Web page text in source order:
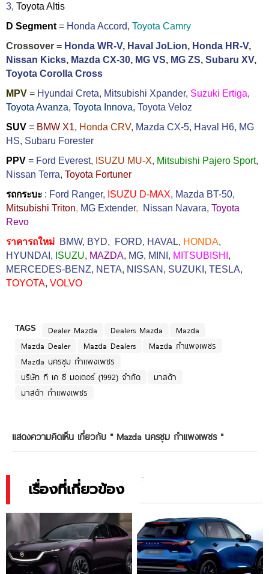
3, Toyota Altis
D Segment = Honda Accord, Toyota Camry
Crossover = Honda WR-V, Haval JoLion, Honda HR-V,
Nissan Kicks, Mazda CX-30, MG VS, MG ZS, Subaru XV,
Toyota Corolla Cross
MPV = Hyundai Creta, Mitsubishi Xpander, Suzuki Ertiga,
Toyota Avanza, Toyota Innova, Toyota Veloz
SUV = BMW X1, Honda CRV, Mazda CX-5, Haval H6, MG
HS, Subaru Forester
PPV = Ford Everest, ISUZU MU-X, Mitsubishi Pajero Sport,
Nissan Terra, Toyota Fortuner
รถกระบะ : Ford Ranger, ISUZU D-MAX, Mazda BT-50,
Mitsubishi Triton, MG Extender, Nissan Navara, Toyota
Revo
ราคารถใหม่ BMW, BYD, FORD, HAVAL, HONDA,
HYUNDAI , ISUZU, MAZDA, MG, MINI , MITSUBISHI ,
MERCEDES-BENZ, NETA, NISSAN , SUZUKI , TESLA,
TOYOTA, VOLVO
TAGS Dealer Mazda Dealers Mazda
Mazda
Mazda Dealer
Mazda Dealers
Mazda กำแพงเพชร
Mazda นครชุม กำแพงเพชร
บริษัท ที เค ซี มอเตอร์ (1992) จำกัด
มาสด้า
มาสด้า กำแพงเพชร
แสดงความคิดเห็น เกี่ยวกับ " Mazda นครชุม กำแพงเพชร"
เรื่องที่เกี่ยวข้อง